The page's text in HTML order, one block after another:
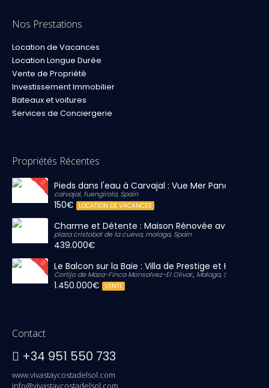
Nos Prestations
Location de Vacances
Location Longue Durée
Vente de Propriété
Investissement Immobilier
Bateaux et voitures
Services de Conciergerie
Propriétés Récentes
Pieds dans l'eau à Carvajal : Vue Mer Panoramique
carvajal, fuengirola, Spain
150€ LOCATION DE VACANCES
Charme et Détente : Maison Rénovée avec Grand
plaza cristobal de la cueva, malaga, Spain
439.000€
Le Balcon sur la Baie : Villa de Prestige et Horizon
Cortijo de Maza-Finca Monsalvez-El Olivar,, Malaga, Spain
1.450.000€ VENTE
Contact
+34 951 550 733
www.vivastaycostadelsol.com
info@vivastaycostadelsol.com,